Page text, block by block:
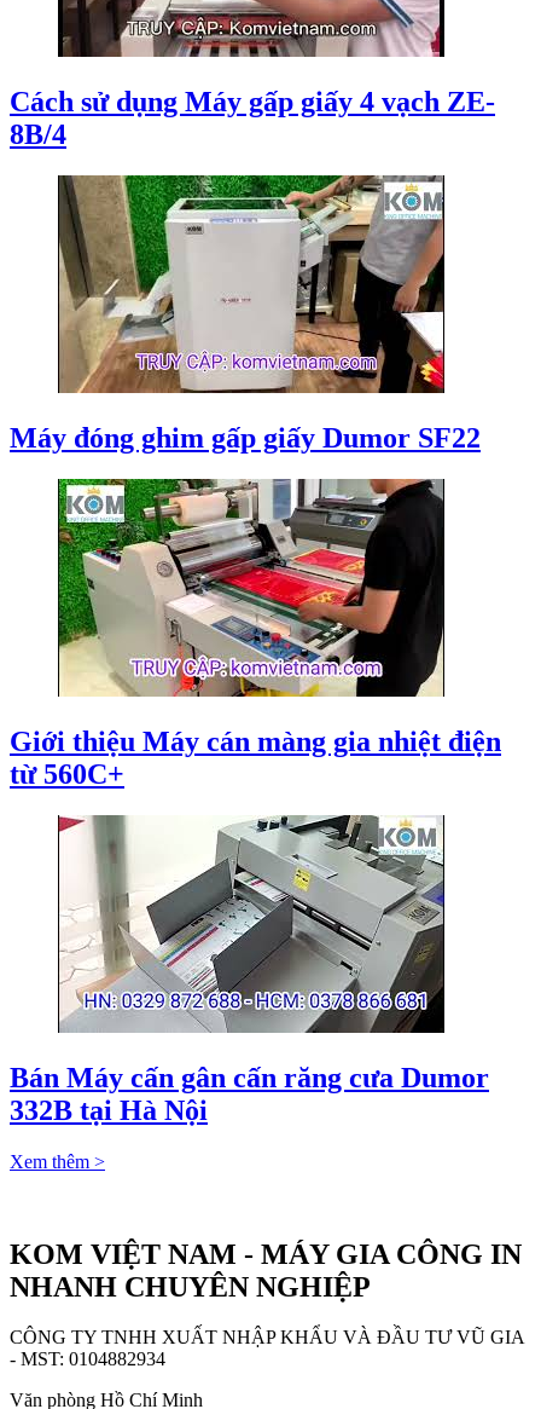
Cách sử dụng Máy gấp giấy 4 vạch ZE-
8B/4
Máy đóng ghim gấp giấy Dumor SF22
Giới thiệu Máy cán màng gia nhiệt điện
từ 560C+
Bán Máy cấn gân cấn răng cưa Dumor
332B tại Hà Nội
Xem thêm >
KOM VIỆT NAM - MÁY GIA CÔNG IN
NHANH CHUYÊN NGHIỆP
CÔNG TY TNHH XUẤT NHẬP KHẨU VÀ ĐẦU TƯ VŨ GIA
- MST: 0104882934
Văn phòng Hồ Chí Minh